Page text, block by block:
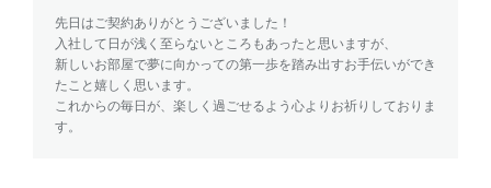
先日はご契約ありがとうございました！
入社して日が浅く至らないところもあったと思いますが、
新しいお部屋で夢に向かっての第一歩を踏み出すお手伝いができ
たこと嬉しく思います。
これからの毎日が、楽しく過ごせるよう心よりお祈りしておりま
す。